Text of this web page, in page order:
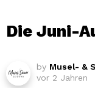
Die Juni-
by Musel- &
vor 2 Jahren